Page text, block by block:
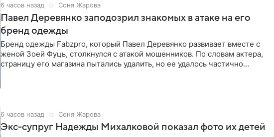
6 часов назад Соня Жарова
Павел Деревянко заподозрил знакомых в атаке на его
бренд одежды
Бренд одежды Fabzpro, который Павел Деревянко развивает вместе с
женой Зоей Фуць, столкнулся с атакой мошенников. По словам актера,
страницу его магазина пытались удалить, но ее удалось частично
6 часов назад Соня Жарова
Экс-супруг Надежды Михалковой показал фото их детей